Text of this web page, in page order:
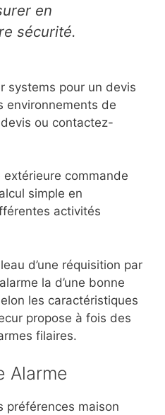
en
sécurité.
systems pour un devis
environnements de
ou contactez-
commande
simple en
activités
d’une réquisition par
la d’une bonne
les caractéristiques
propose à fois des
filaires.
Alarme
préférences maison